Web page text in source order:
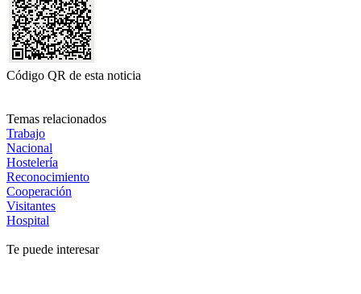
Código QR de esta noticia
Temas relacionados
Trabajo
Nacional
Hostelería
Reconocimiento
Cooperación
Visitantes
Hospital
Te puede interesar